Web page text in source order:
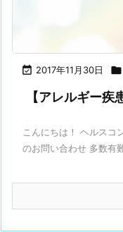
 2017年11月30日 
【アレルギー疾
こんにちは！ ヘルスコ
のお問い合わせ 多数有